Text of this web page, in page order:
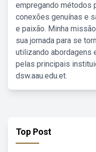
empregando métodos
conexões genuínas e
e paixão. Minha
sua jornada para se
utilizando abordagens
pelas principais
dsw.aau.edu.et.
Top Post